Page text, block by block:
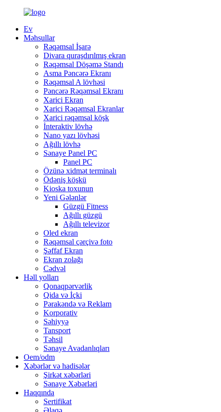
Ev
Məhsullar
Rəqəmsal İşarə
Divara quraşdırılmış ekran
Rəqəmsal Döşəmə Standı
Asma Pəncərə Ekranı
Rəqəmsal A lövhəsi
Pəncərə Rəqəmsal Ekranı
Xarici Ekran
Xarici Rəqəmsal Ekranlar
Xarici rəqəmsal köşk
İnteraktiv lövhə
Nano yazı lövhəsi
Ağıllı lövhə
Sənaye Panel PC
Panel PC
Özünə xidmət terminalı
Ödəniş köşkü
Kioska toxunun
Yeni Gələnlər
Güzgü Fitness
Ağıllı güzgü
Ağıllı televizor
Oled ekran
Rəqəmsal çərçivə foto
Şəffaf Ekran
Ekran zolağı
Cədvəl
Həll yolları
Qonaqpərvərlik
Qida və İçki
Pərakəndə və Reklam
Korporativ
Səhiyyə
Tansport
Təhsil
Sənaye Avadanlıqları
Oem/odm
Xəbərlər və hadisələr
Şirkət xəbərləri
Sənaye Xəbərləri
Haqqında
Sertifikat
Əlaqə